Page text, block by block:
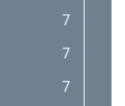
7
7
7